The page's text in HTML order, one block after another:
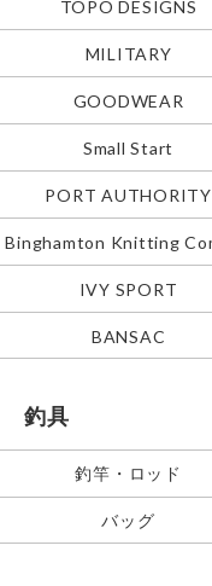
TOPO DESIGNS
MILITARY
GOODWEAR
Small Start
PORT AUTHORITY
IVY SPORT
BANSAC
釣具
釣竿・ロッド
バッグ